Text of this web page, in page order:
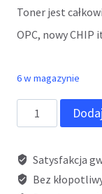
Toner jest
OPC, nowy CHIP
6 w magazynie
ilość
Toner
ORINK
H280X
Satysfakcja
Bez